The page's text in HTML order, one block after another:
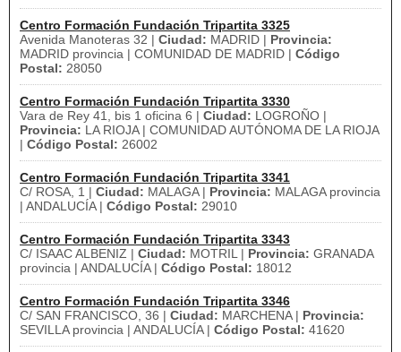
Centro Formación Fundación Tripartita 3325
Avenida Manoteras 32 | Ciudad: MADRID | Provincia:
MADRID provincia | COMUNIDAD DE MADRID | Código
Postal: 28050
Centro Formación Fundación Tripartita 3330
Vara de Rey 41, bis 1 oficina 6 | Ciudad: LOGROÑO |
Provincia: LA RIOJA | COMUNIDAD AUTÓNOMA DE LA RIOJA
| Código Postal: 26002
Centro Formación Fundación Tripartita 3341
C/ ROSA, 1 | Ciudad: MALAGA | Provincia: MALAGA provincia
| ANDALUCÍA | Código Postal: 29010
Centro Formación Fundación Tripartita 3343
C/ ISAAC ALBENIZ | Ciudad: MOTRIL | Provincia: GRANADA
provincia | ANDALUCÍA | Código Postal: 18012
Centro Formación Fundación Tripartita 3346
C/ SAN FRANCISCO, 36 | Ciudad: MARCHENA | Provincia:
SEVILLA provincia | ANDALUCÍA | Código Postal: 41620